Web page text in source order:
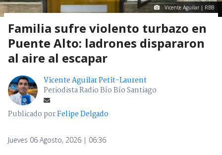
Vicente Aguilar | RBB
Familia sufre violento turbazo en
Puente Alto: ladrones dispararon
al aire al escapar
Vicente Aguilar Petit-Laurent
Periodista Radio Bío Bío Santiago
Publicado porFelipe Delgado
Jueves 06 Agosto, 2026 | 06:36